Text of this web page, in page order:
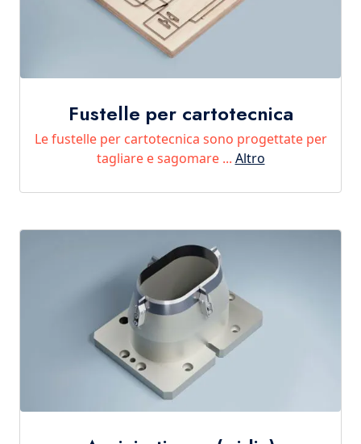
Fustelle per cartotecnica
Le fustelle per cartotecnica sono progettate per
tagliare e sagomare ... Altro